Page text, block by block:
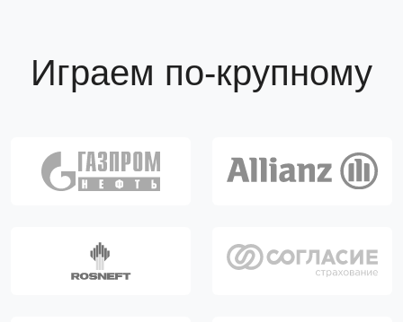
Играем по-крупному